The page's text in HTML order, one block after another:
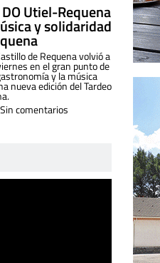
Utiel-Requena
y solidaridad
de Requena volvió a
en el gran punto de
y la música
nueva edición del Tardeo
Sin comentarios